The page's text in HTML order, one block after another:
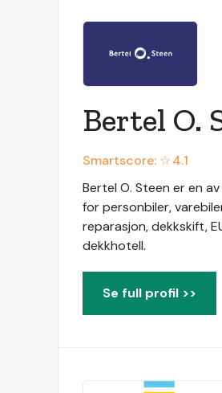
Bertel O.
Smartscore: ☆4.1
Bertel O. Steen er en
for personbiler,
reparasjon, dekkskift,
dekkhotell.
Se full profil >>